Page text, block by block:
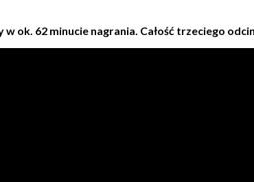
ok. 62 minucie nagrania. Całość trzeciego